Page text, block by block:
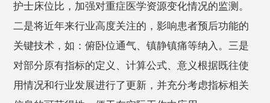
护士床位比，加强对重症医学资源变化情况的监测。
二是将近年来行业高度关注的，影响患者预后功能的
关键技术，如：俯卧位通气、镇静镇痛等纳入。三是
对部分原有指标的定义、计算公式、意义根据既往使
用情况和行业发展进行了更新，并充分考虑指标相关